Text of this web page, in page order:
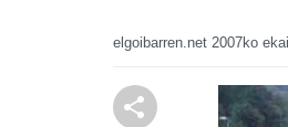
elgoibarren.net 2007ko